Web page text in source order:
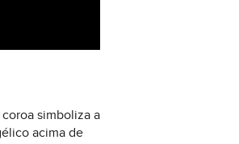
simboliza a
acima de